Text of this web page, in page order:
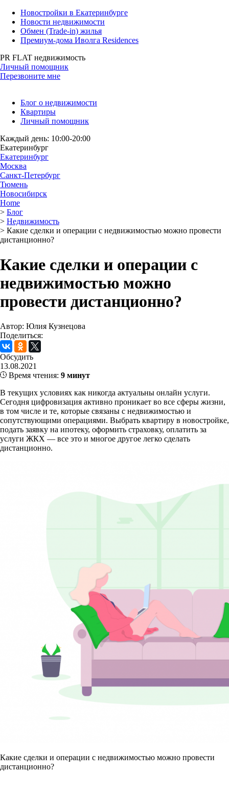
Новостройки в Екатеринбурге
Новости недвижимости
Обмен (Trade-in) жилья
Премиум-дома Иволга Residences
PR FLAT недвижимость
Личный помощник
Перезвоните мне
Блог о недвижимости
Квартиры
Личный помощник
Каждый день: 10:00-20:00
Екатеринбург
Екатеринбург
Москва
Санкт-Петербург
Тюмень
Новосибирск
Home
> Блог
> Недвижимость
> Какие сделки и операции с недвижимостью можно провести
дистанционно?
Какие сделки и операции с
недвижимостью можно
провести дистанционно?
Автор: Юлия Кузнецова
Поделиться:
Обсудить
13.08.2021
Время чтения: 9 минут
В текущих условиях как никогда актуальны онлайн услуги.
Сегодня цифровизация активно проникает во все сферы жизни,
в том числе и те, которые связаны с недвижимостью и
сопутствующими операциями. Выбрать квартиру в новостройке,
подать заявку на ипотеку, оформить страховку, оплатить за
услуги ЖКХ — все это и многое другое легко сделать
дистанционно.
Какие сделки и операции с недвижимостью можно провести
дистанционно?